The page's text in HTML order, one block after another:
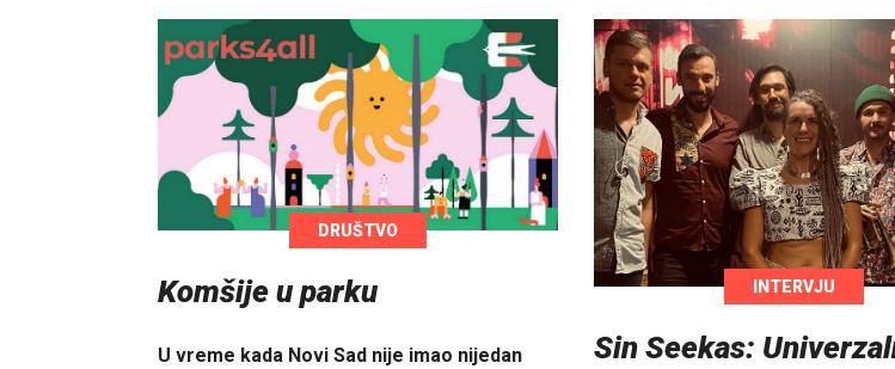
DRUŠTVO
Komšije u parku
U vreme kada Novi Sad nije imao nijedan
INTERVJU
Sin Seekas: